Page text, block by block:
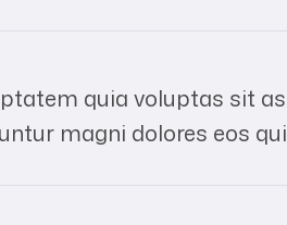
quia voluptas sit
magni dolores eos